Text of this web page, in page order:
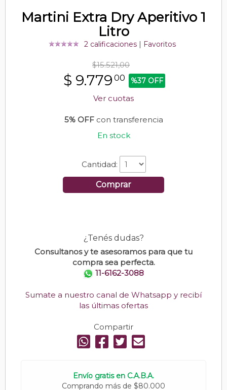
Martini Extra Dry Aperitivo 1
Litro
2 calificaciones| Favoritos
$15.521,00
$ 9.779 00 %37 OFF
Ver cuotas
5% OFFcon transferencia
En stock
Cantidad:
Comprar
¿Tenés dudas?
Consultanos y te asesoramos para que tu
compra sea perfecta.
11-6162-3088
Sumate a nuestro canal de Whatsapp y recibí
las últimas ofertas
Compartir
Envío gratis en C.A.B.A.
Comprando más de $80.000